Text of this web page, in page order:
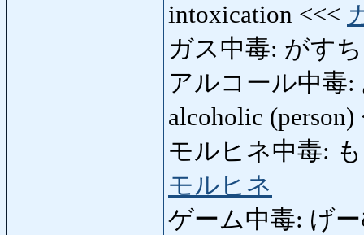
intoxication <<<
ガス中毒: がす
アルコール中毒:
alcoholic
モルヒネ中毒:
モルヒネ
ゲーム中毒: げ